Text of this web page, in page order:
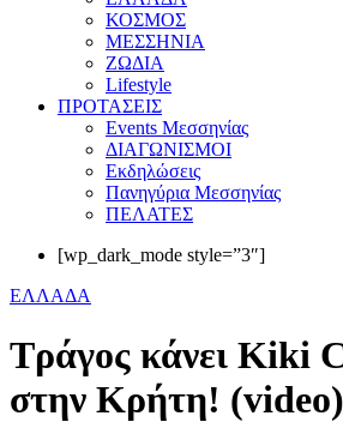
ΚΟΣΜΟΣ
ΜΕΣΣΗΝΙΑ
ΖΩΔΙΑ
Lifestyle
ΠΡΟΤΑΣΕΙΣ
Events Μεσσηνίας
ΔΙΑΓΩΝΙΣΜΟΙ
Εκδηλώσεις
Πανηγύρια Μεσσηνίας
ΠΕΛΑΤΕΣ
[wp_dark_mode style=”3″]
ΕΛΛΑΔΑ
Τράγος κάνει Kiki
στην Κρήτη! (video)